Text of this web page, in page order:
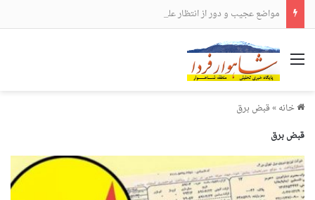
مواضع عجیب و دور از انتظار علی لاریجانی
منو
خانه»قبض برق
قبض برق